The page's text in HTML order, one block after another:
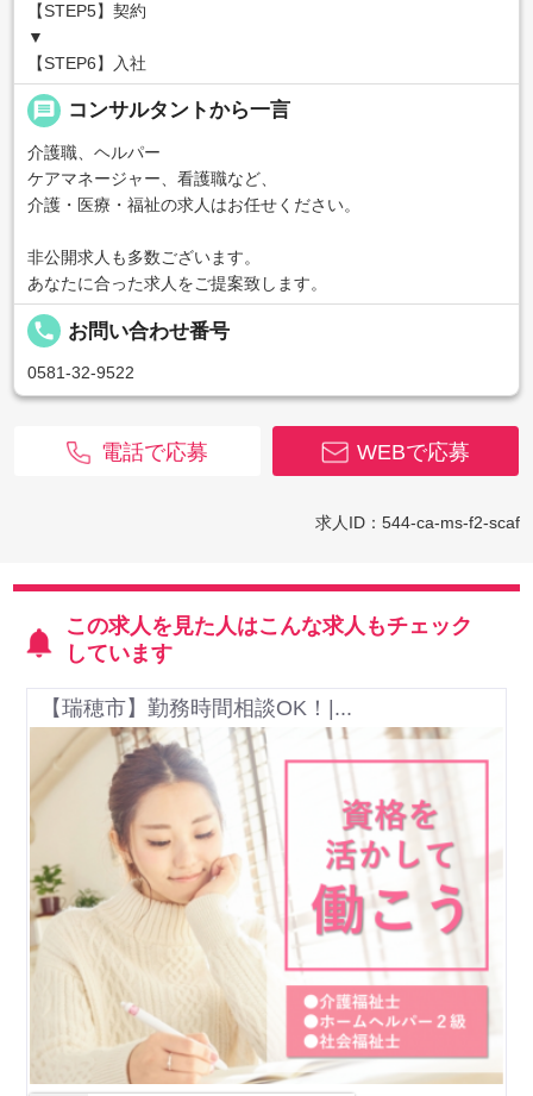
【STEP5】契約
▼
【STEP6】入社
message コンサルタントから一言
介護職、ヘルパー
ケアマネージャー、看護職など、
介護・医療・福祉の求人はお任せください。
非公開求人も多数ございます。
あなたに合った求人をご提案致します。
local_phone お問い合わせ番号
0581-32-9522
WEBで応募
電話で応募
求人ID：544-ca-ms-f2-scaf
この求人を見た人はこんな求人もチェック
しています
【瑞穂市】勤務時間相談OK！|...